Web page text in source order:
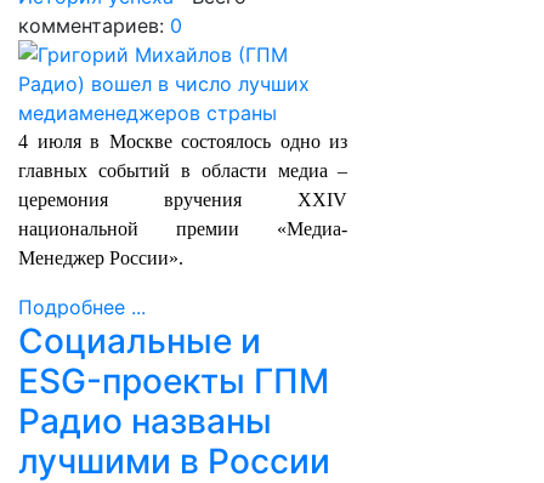
комментариев: 0
4 июля в Москве состоялось одно из
главных событий в области медиа –
церемония вручения XXIV
национальной премии «Медиа-
Менеджер России».
Подробнее ...
Социальные и
ESG-проекты ГПМ
Радио названы
лучшими в России